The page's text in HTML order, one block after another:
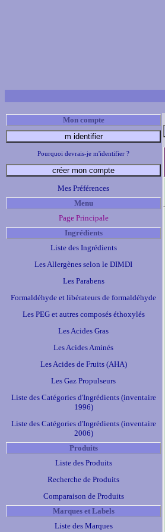
Mon compte
Pourquoi devrais-je m'identifier ?
Mes Préférences
Menu
Page Principale
Ingrédients
Liste des Ingrédients
Les Allergènes selon le DIMDI
Les Parabens
Formaldéhyde et libérateurs de formaldéhyde
Les PEG et autres composés éthoxylés
Les Acides Gras
Les Acides Aminés
Les Acides de Fruits (AHA)
Les Gaz Propulseurs
Liste des Catégories d'Ingrédients (inventaire
1996)
Liste des Catégories d'Ingrédients (inventaire
2006)
Produits
Liste des Produits
Recherche de Produits
Comparaison de Produits
Marques et Labels
Liste des Marques